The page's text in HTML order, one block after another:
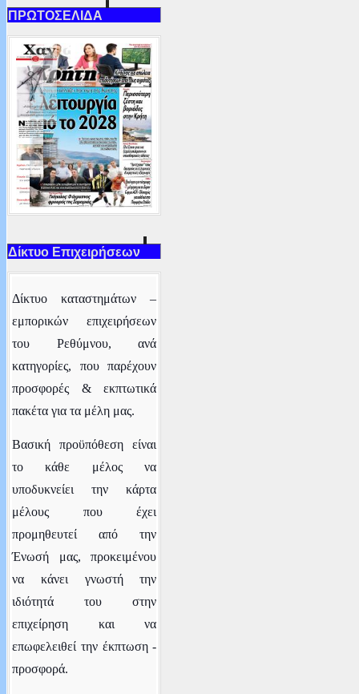
ΠΡΩΤΟΣΕΛΙΔΑ
Δίκτυο Επιχειρήσεων
Δίκτυο καταστημάτων –
εμπορικών επιχειρήσεων
του Ρεθύμνου, ανά
κατηγορίες, που παρέχουν
προσφορές & εκπτωτικά
πακέτα για τα μέλη μας.
Βασική προϋπόθεση είναι
το κάθε μέλος να
υποδυκνείει την κάρτα
μέλους που έχει
προμηθευτεί από την
Ένωσή μας, προκειμένου
να κάνει γνωστή την
ιδιότητά του στην
επιχείρηση και να
επωφελειθεί την έκπτωση -
προσφορά.